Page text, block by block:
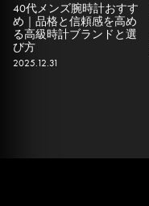
40代メンズ腕時計おすす
め｜品格と信頼感を高め
る高級時計ブランドと選
び方
2025.12.31